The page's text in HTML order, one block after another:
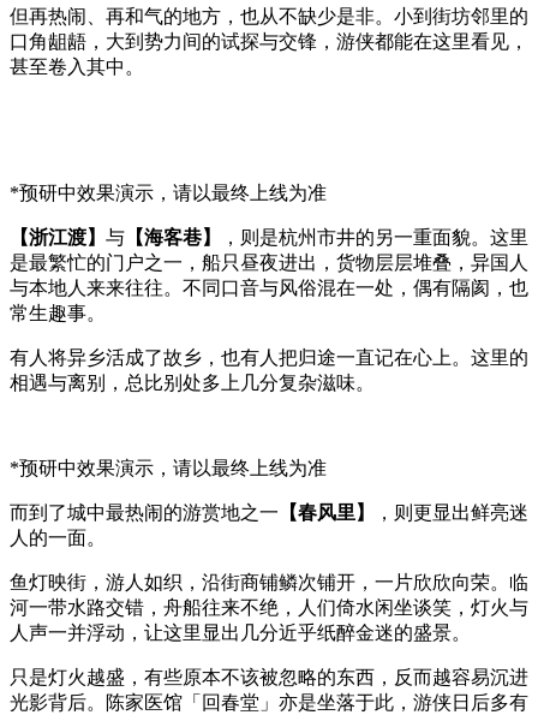
但再热闹、再和气的地方，也从不缺少是非。小到街坊邻里的
口角龃龉，大到势力间的试探与交锋，游侠都能在这里看见，
甚至卷入其中。
*预研中效果演示，请以最终上线为准
【浙江渡】 与 【海客巷】
，则是杭州市井的另一重面貌。这里
是最繁忙的门户之一，船只昼夜进出，货物层层堆叠，异国人
与本地人来来往往。不同口音与风俗混在一处，偶有隔阂，也
常生趣事。
有人将异乡活成了故乡，也有人把归途一直记在心上。这里的
相遇与离别，总比别处多上几分复杂滋味。
*预研中效果演示，请以最终上线为准
而到了城中最热闹的游赏地之一 【春风里】
，则更显出鲜亮迷
人的一面。
鱼灯映街，游人如织，沿街商铺鳞次铺开，一片欣欣向荣。临
河一带水路交错，舟船往来不绝，人们倚水闲坐谈笑，灯火与
人声一并浮动，让这里显出几分近乎纸醉金迷的盛景。
只是灯火越盛，有些原本不该被忽略的东西，反而越容易沉进
光影背后。陈家医馆「回春堂」亦是坐落于此，游侠日后多有